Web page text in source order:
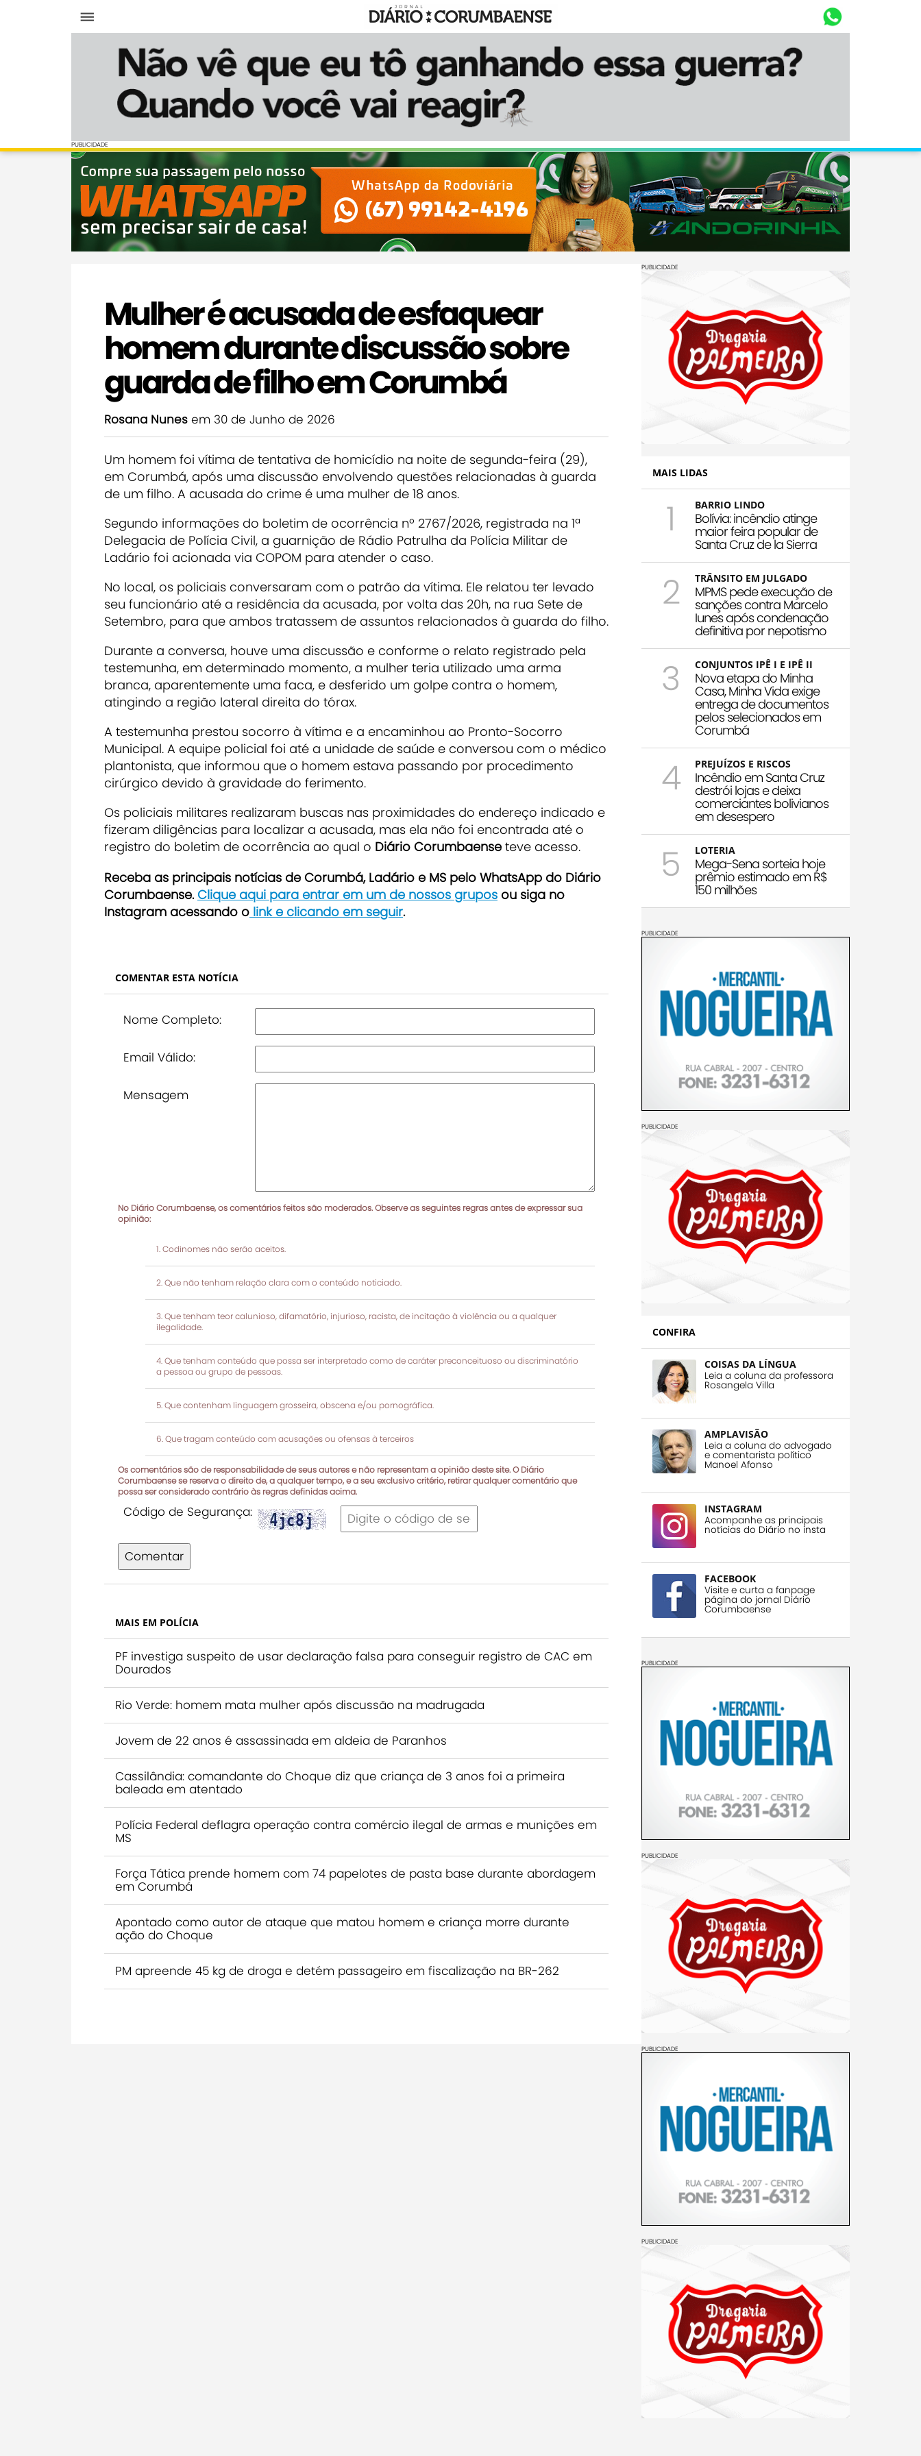
Diário Corumbaense
PUBLICIDADE
PUBLICIDADE
Mulher é acusada de esfaquear
homem durante discussão sobre
guarda de filho em Corumbá
Rosana Nunes em 30 de Junho de 2026
Um homem foi vítima de tentativa de homicídio na noite de segunda-feira (29),
em Corumbá, após uma discussão envolvendo questões relacionadas à guarda
de um filho. A acusada do crime é uma mulher de 18 anos.
Segundo informações do boletim de ocorrência nº 2767/2026, registrada na 1ª
Delegacia de Polícia Civil, a guarnição de Rádio Patrulha da Polícia Militar de
Ladário foi acionada via COPOM para atender o caso.
No local, os policiais conversaram com o patrão da vítima. Ele relatou ter levado
seu funcionário até a residência da acusada, por volta das 20h, na rua Sete de
Setembro, para que ambos tratassem de assuntos relacionados à guarda do filho.
Durante a conversa, houve uma discussão e conforme o relato registrado pela
testemunha, em determinado momento, a mulher teria utilizado uma arma
branca, aparentemente uma faca, e desferido um golpe contra o homem,
atingindo a região lateral direita do tórax.
A testemunha prestou socorro à vítima e a encaminhou ao Pronto-Socorro
Municipal. A equipe policial foi até a unidade de saúde e conversou com o médico
plantonista, que informou que o homem estava passando por procedimento
cirúrgico devido à gravidade do ferimento.
Os policiais militares realizaram buscas nas proximidades do endereço indicado e
fizeram diligências para localizar a acusada, mas ela não foi encontrada até o
registro do boletim de ocorrência ao qual o Diário Corumbaense teve acesso.
Receba as principais notícias de Corumbá, Ladário e MS pelo WhatsApp do Diário
Corumbaense. Clique aqui para entrar em um de nossos grupos ou siga no
Instagram acessando o link e clicando em seguir.
COMENTAR ESTA NOTÍCIA
Nome Completo:
Email Válido:
Mensagem
No Diário Corumbaense, os comentários feitos são moderados. Observe as seguintes regras antes de expressar sua
opinião:
Codinomes não serão aceitos.
Que não tenham relação clara com o conteúdo noticiado.
Que tenham teor calunioso, difamatório, injurioso, racista, de incitação à violência ou a qualquer
ilegalidade.
Que tenham conteúdo que possa ser interpretado como de caráter preconceituoso ou discriminatório
a pessoa ou grupo de pessoas.
Que contenham linguagem grosseira, obscena e/ou pornográfica.
Que tragam conteúdo com acusações ou ofensas à terceiros
Os comentários são de responsabilidade de seus autores e não representam a opinião deste site. O Diário
Corumbaense se reserva o direito de, a qualquer tempo, e a seu exclusivo critério, retirar qualquer comentário que
possa ser considerado contrário às regras definidas acima.
Código de Segurança:
Comentar
MAIS EM POLÍCIA
PF investiga suspeito de usar declaração falsa para conseguir registro de CAC em
Dourados
Rio Verde: homem mata mulher após discussão na madrugada
Jovem de 22 anos é assassinada em aldeia de Paranhos
Cassilândia: comandante do Choque diz que criança de 3 anos foi a primeira
baleada em atentado
Polícia Federal deflagra operação contra comércio ilegal de armas e munições em
MS
Força Tática prende homem com 74 papelotes de pasta base durante abordagem
em Corumbá
Apontado como autor de ataque que matou homem e criança morre durante
ação do Choque
PM apreende 45 kg de droga e detém passageiro em fiscalização na BR-262
PUBLICIDADE
MAIS LIDAS
1 BARRIO LINDO
Bolívia: incêndio atinge
maior feira popular de
Santa Cruz de la Sierra
2 TRÂNSITO EM JULGADO
MPMS pede execução de
sanções contra Marcelo
Iunes após condenação
definitiva por nepotismo
3 CONJUNTOS IPÊ I E IPÊ II
Nova etapa do Minha
Casa, Minha Vida exige
entrega de documentos
pelos selecionados em
Corumbá
4 PREJUÍZOS E RISCOS
Incêndio em Santa Cruz
destrói lojas e deixa
comerciantes bolivianos
em desespero
5 LOTERIA
Mega-Sena sorteia hoje
prêmio estimado em R$
150 milhões
PUBLICIDADE
PUBLICIDADE
CONFIRA
COISAS DA LÍNGUA
Leia a coluna da professora
Rosangela Villa
AMPLAVISÃO
Leia a coluna do advogado
e comentarista político
Manoel Afonso
INSTAGRAM
Acompanhe as principais
notícias do Diário no insta
FACEBOOK
Visite e curta a fanpage
página do jornal Diário
Corumbaense
PUBLICIDADE
PUBLICIDADE
PUBLICIDADE
PUBLICIDADE